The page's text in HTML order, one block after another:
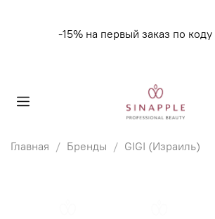
-15% на первый заказ по коду
Главная Бренды GIGI (Израиль)